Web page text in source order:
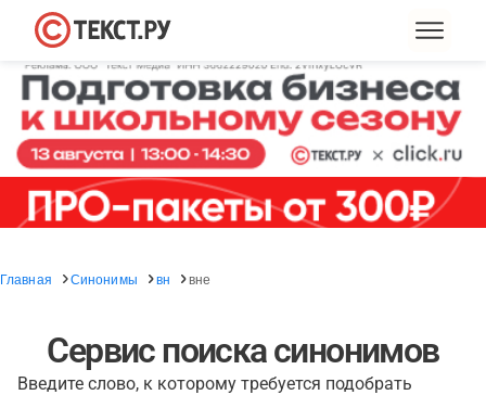
Главная Синонимы вн вне
Сервис поиска синонимов
Введите слово, к которому требуется подобрать